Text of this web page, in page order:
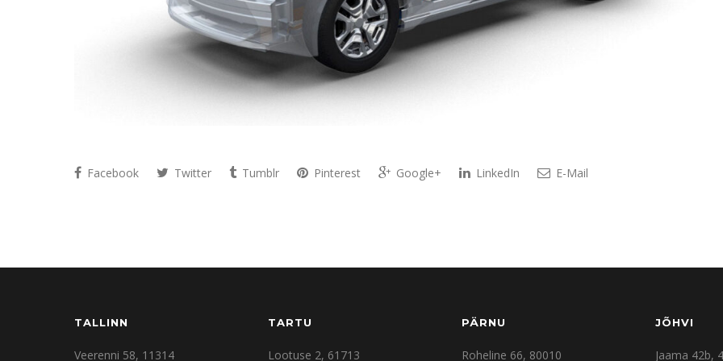
Facebook Twitter Tumblr Pinterest Google+ LinkedIn E-Mail
TALLINN
Veerenni 58, 11314
TARTU
Lootuse 2, 61713
PÄRNU
Roheline 66, 80010
JÕHVI
Jaama 42b,